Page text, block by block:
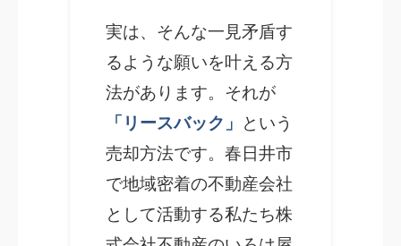
実は、そんな一見矛盾す
るような願いを叶える方
法があります。それが
「リースバック」
という
売却方法です。春日井市
で地域密着の不動産会社
として活動する私たち株